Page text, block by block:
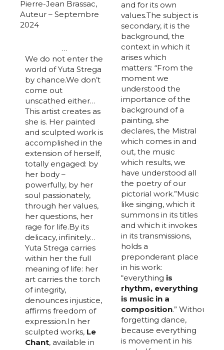
Pierre-Jean Brassac,
Auteur – Septembre
2024
…
We do not enter the
world of Yuta Strega
by chance.We don’t
come out
unscathed either…
This artist creates as
she is. Her painted
and sculpted work is
accomplished in the
extension of herself,
totally engaged: by
her body –
powerfully, by her
soul passionately,
through her values,
her questions, her
rage for life.By its
delicacy, infinitely…
Yuta Strega carries
within her the full
meaning of life: her
art carries the torch
of integrity,
denounces injustice,
affirms freedom of
expression.In her
sculpted works, Le
Chant, available in
and for its own
values.The subject is
secondary, it is the
background, the
context in which it
arises which
matters: “From the
moment we
understood the
importance of the
background of a
painting, she
declares, the Mistral
which comes in and
out, the music
which results, we
have understood all
the poetry of our
pictorial work.”Music
like singing, which it
summons in its titles
and which it invokes
in its transmissions,
holds a
preponderant place
in his work:
“everything is
rhythm, everything
is music in a
composition.” Without
forgetting dance,
because everything
is movement in his